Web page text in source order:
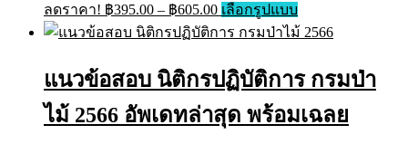
ลดราคา! ฿395.00 – ฿605.00 เลือกรูปแบบ
แนวข้อสอบ นิติกรปฏิบัติการ กรมป่า
ไม้ 2566 อัพเดทล่าสุด พร้อมเฉลย